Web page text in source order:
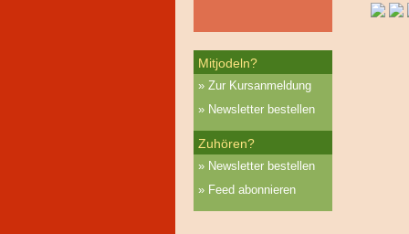
Mitjodeln?
Zur Kursanmeldung
Newsletter bestellen
Zuhören?
Newsletter bestellen
Feed abonnieren